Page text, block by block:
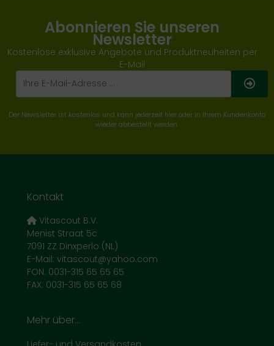
Abonnieren Sie unseren
Newsletter
Kostenlose exklusive Angebote und Produktneuheiten per
E-Mail
Der Newsletter ist kostenlos und kann jederzeit hier oder in Ihrem Kundenkonto
wieder abbestellt werden.
Kontakt
Vitascout B.V.
Menist Straat 5c
7091 ZZ Dinxperlo (NL)
E-Mail: vitascout@yahoo.com
FON: 0031-315 65 65 65
FAX: 0031-315 65 65 68
Mehr über...